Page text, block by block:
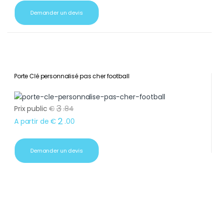
Demander un devis
Porte Clé personnalisé pas cher football
Prix public €3.84
A partir de € 2 .00
Demander un devis